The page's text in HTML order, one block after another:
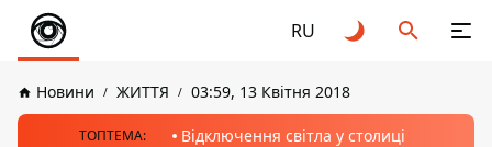
RU
Новини ЖИТТЯ 03:59, 13 Квітня 2018
ТОПТЕМА: Відключення світла у столиці